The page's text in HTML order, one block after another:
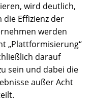
wird deutlich,
die Effizienz der
werden
„Plattformisierung“
darauf
sein und dabei die
außer Acht